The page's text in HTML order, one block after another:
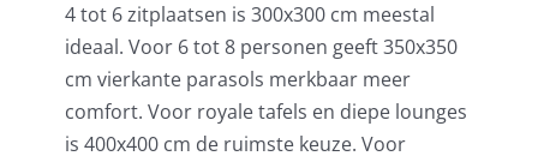
4 tot 6 zitplaatsen is 300x300 cm meestal
ideaal. Voor 6 tot 8 personen geeft350x350
cm vierkante parasols merkbaar meer
comfort. Voor royale tafels en diepe lounges
is 400x400 cm de ruimste keuze. Voor